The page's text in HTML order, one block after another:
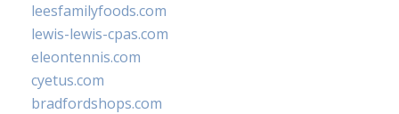
leesfamilyfoods.com
lewis-lewis-cpas.com
eleontennis.com
cyetus.com
bradfordshops.com